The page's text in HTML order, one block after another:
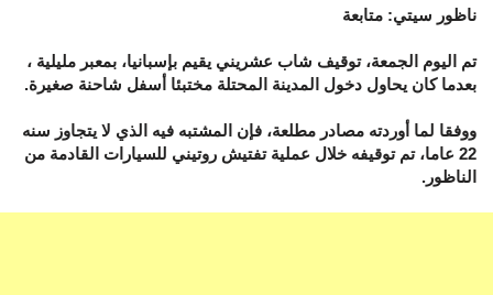
ناظور سيتي: متابعة
تم اليوم الجمعة، توقيف شاب عشريني يقيم بإسبانيا، بمعبر مليلية ،
بعدما كان يحاول دخول المدينة المحتلة مختبئا أسفل شاحنة صغيرة.
ووفقا لما أوردته مصادر مطلعة، فإن المشتبه فيه الذي لا يتجاوز سنه
22 عاما، تم توقيفه خلال عملية تفتيش روتيني للسيارات القادمة من
الناظور.